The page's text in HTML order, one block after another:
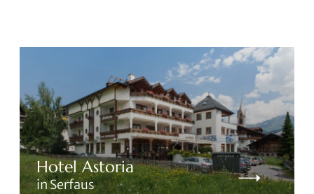
Hotel Astoria
in Serfaus